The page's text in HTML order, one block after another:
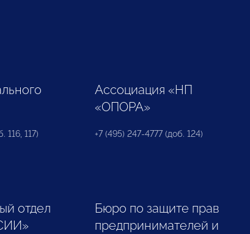
116, 117)
Ассоциация «НП
«ОПОРА»
+7 (495) 247-4777 (доб. 124)
отдел
Бюро по защите прав
предпринимателей и